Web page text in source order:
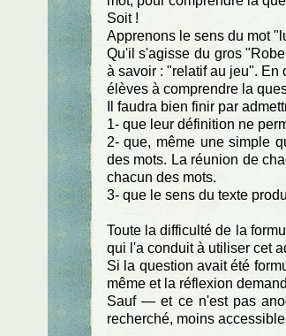
Soit !
Apprenons le sens du mot
Qu'il s'agisse du gros
à savoir : "relatif au jeu".
élèves à comprendre la
Il faudra bien finir par
1- que leur définition ne
2- que, même une simple
des mots. La réunion de
chacun des mots.
3- que le sens du texte
Toute la difficulté de la
qui l'a conduit à utiliser cet
Si la question avait été
même et la réflexion
Sauf — et ce n'est pas
recherché, moins